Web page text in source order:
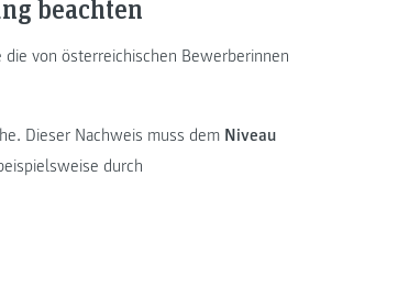
beachten
von österreichischen Bewerberinnen
Dieser Nachweis muss dem Niveau
durch